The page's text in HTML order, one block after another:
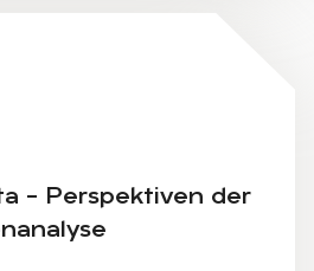
– Per­spek­ti­ven der